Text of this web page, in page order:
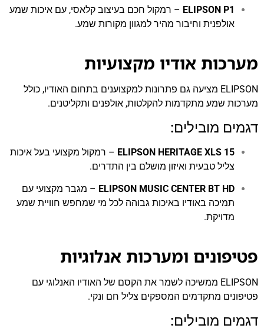
ELIPSON P1 – רמקול חכם בעיצוב קלאסי, עם איכות שמע
אולפנית וחיבור מהיר למגוון מקורות שמע.
מערכות אודיו מקצועיות
ELIPSON מציעה גם פתרונות למקצוענים בתחום האודיו, כולל
מערכות שמע מתקדמות להקלטות, אולפנים ותקליטנים.
דגמים מובילים:
ELIPSON HERITAGE XLS 15 – רמקול מקצועי בעל איכות
צליל טבעית ואיזון מושלם בין התדרים.
ELIPSON MUSIC CENTER BT HD – מגבר מקצועי עם
תמיכה באודיו באיכות גבוהה לכל מי שמחפש חוויית שמע
מדויקת.
פטיפונים ומערכות אנלוגיות
ELIPSON ממשיכה לשמר את הקסם של האודיו האנלוגי עם
פטיפונים מתקדמים המספקים צליל חם ונקי.
דגמים מובילים: